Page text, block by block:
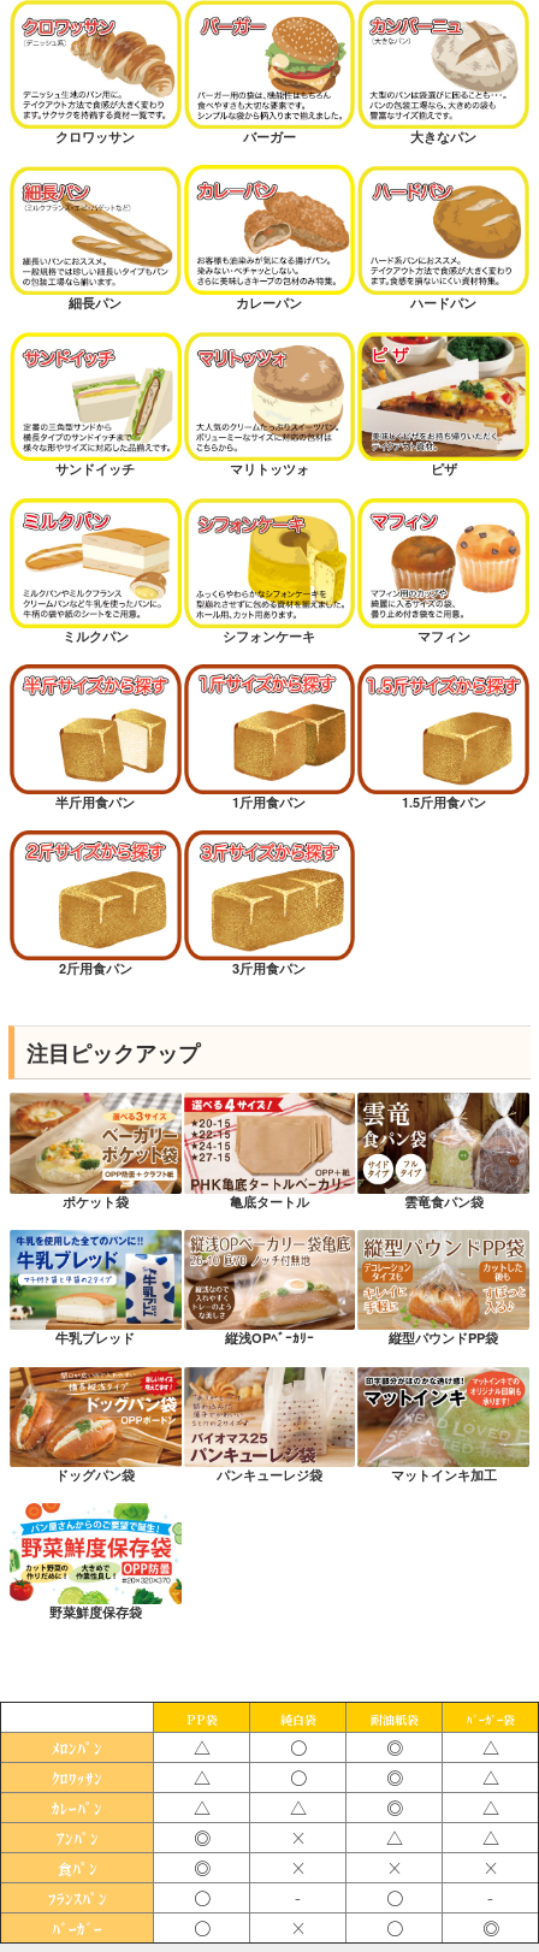
クロワッサン バーガー 大きなパン
細長パン カレーパン ハードパン
サンドイッチ マリトッツォ ピザ
ミルクパン シフォンケーキ マフィン
半斤用食パン 1斤用食パン 1.5斤用食パン
2斤用食パン 3斤用食パン
注目ピックアップ
ポケット袋 亀底タートル 雲竜食パン袋
牛乳ブレッド 縦浅OPﾍﾞｰｶﾘｰ 縦型パウンドPP袋
ドッグパン袋 パンキューレジ袋 マットインキ加工
野菜鮮度保存袋
PP袋 純白袋 耐油紙袋 ﾊﾞｰｶﾞｰ袋
ﾒﾛﾝﾊﾟﾝ △ 〇 ◎ △
ｸﾛﾜｯｻﾝ △ 〇 ◎ △
ｶﾚｰﾊﾟﾝ △ △ ◎ △
ｱﾝﾊﾟﾝ ◎ × △ △
食ﾊﾟﾝ ◎ × × ×
ﾌﾗﾝｽﾊﾟﾝ 〇 - 〇 -
ﾊﾞｰｶﾞｰ 〇 × 〇 ◎